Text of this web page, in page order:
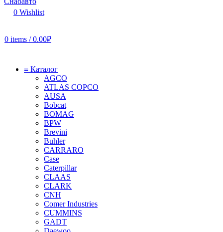
0 Wishlist
0 items / 0.00₽
≡ Каталог
AGCO
ATLAS COPCO
AUSA
Bobcat
BOMAG
BPW
Brevini
Buhler
CARRARO
Case
Caterpillar
CLAAS
CLARK
CNH
Comer Industries
CUMMINS
GADT